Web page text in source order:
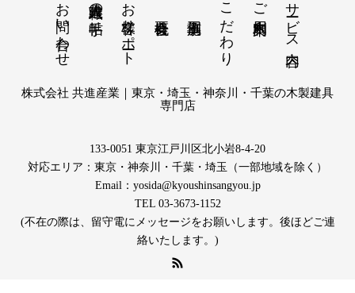
サービス内容
こだわり
お客様サポート
お問い合わせ
株式会社 共進産業｜東京・埼玉・神奈川・千葉の木製建具
専門店
133-0051 東京江戸川区北小岩8-4-20
対応エリア：東京・神奈川・千葉・埼玉（一部地域を除く）
Email：yosida@kyoushinsangyou.jp
TEL 03-3673-1152
(不在の際は、留守電にメッセージをお願いします。後ほどご連
絡いたします。)